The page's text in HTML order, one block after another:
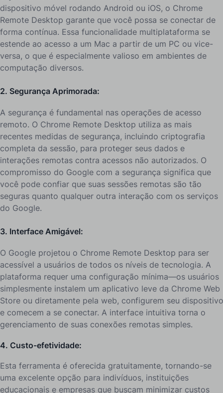
dispositivo móvel rodando Android ou iOS, o Chrome
Remote Desktop garante que você possa se conectar de
forma contínua. Essa funcionalidade multiplataforma se
estende ao acesso a um Mac a partir de um PC ou vice-
versa, o que é especialmente valioso em ambientes de
computação diversos.
2. Segurança Aprimorada:
A segurança é fundamental nas operações de acesso
remoto. O Chrome Remote Desktop utiliza as mais
recentes medidas de segurança, incluindo criptografia
completa da sessão, para proteger seus dados e
interações remotas contra acessos não autorizados. O
compromisso do Google com a segurança significa que
você pode confiar que suas sessões remotas são tão
seguras quanto qualquer outra interação com os serviços
do Google.
3. Interface Amigável:
O Google projetou o Chrome Remote Desktop para ser
acessível a usuários de todos os níveis de tecnologia. A
plataforma requer uma configuração mínima—os usuários
simplesmente instalem um aplicativo leve da Chrome Web
Store ou diretamente pela web, configurem seu dispositivo
e comecem a se conectar. A interface intuitiva torna o
gerenciamento de suas conexões remotas simples.
4. Custo-efetividade:
Esta ferramenta é oferecida gratuitamente, tornando-se
uma excelente opção para indivíduos, instituições
educacionais e empresas que buscam minimizar custos